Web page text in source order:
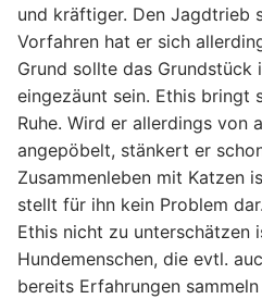
und kräftiger. Den Jagdtrieb
Vorfahren hat er sich
Grund sollte das Grundstück
eingezäunt sein. Ethis bringt
Ruhe. Wird er allerdings von
angepöbelt, stänkert er
Zusammenleben mit Katzen
stellt für ihn kein Problem
Ethis nicht zu unterschätzen
Hundemenschen, die evtl.
bereits Erfahrungen